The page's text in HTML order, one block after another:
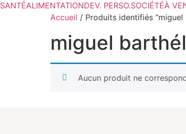
SANTÉALIMENTATIONDEV. PERSO.SOCIÉTÉÀ
Accueil / Produits identifiés “miguel
miguel
Aucun produit ne